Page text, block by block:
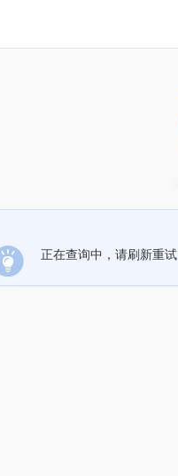
正在查询中，请刷新重试